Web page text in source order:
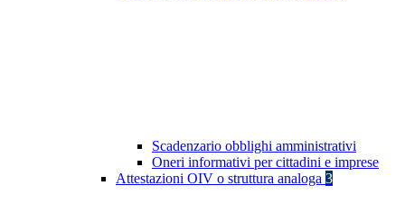
Scadenzario obblighi amministrativi
Oneri informativi per cittadini e imprese
Attestazioni OIV o struttura analoga 3